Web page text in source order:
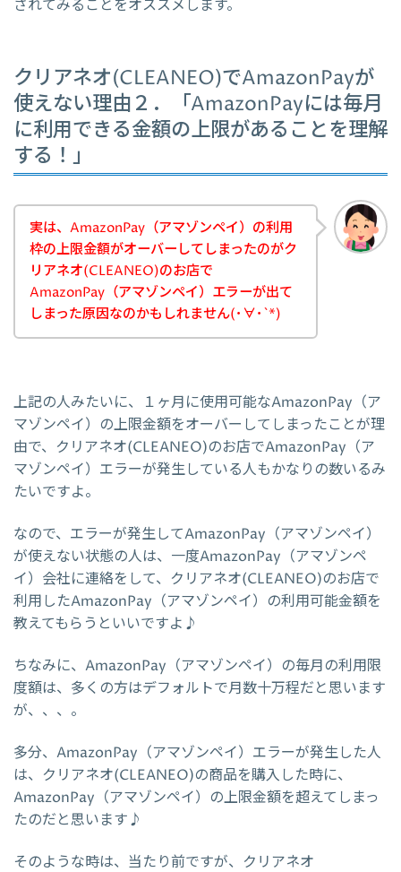
されてみることをオススメします。
クリアネオ(CLEANEO)でAmazonPayが
使えない理由２．「AmazonPayには毎月
に利用できる金額の上限があることを理解
する！」
実は、AmazonPay（アマゾンペイ）の利用
枠の上限金額がオーバーしてしまったのがク
リアネオ(CLEANEO)のお店で
AmazonPay（アマゾンペイ）エラーが出て
しまった原因なのかもしれません(･∀･`*)
上記の人みたいに、１ヶ月に使用可能なAmazonPay（ア
マゾンペイ）の上限金額をオーバーしてしまったことが理
由で、クリアネオ(CLEANEO)のお店でAmazonPay（ア
マゾンペイ）エラーが発生している人もかなりの数いるみ
たいですよ。
なので、エラーが発生してAmazonPay（アマゾンペイ）
が使えない状態の人は、一度AmazonPay（アマゾンペ
イ）会社に連絡をして、クリアネオ(CLEANEO)のお店で
利用したAmazonPay（アマゾンペイ）の利用可能金額を
教えてもらうといいですよ♪
ちなみに、AmazonPay（アマゾンペイ）の毎月の利用限
度額は、多くの方はデフォルトで月数十万程だと思います
が、、、。
多分、AmazonPay（アマゾンペイ）エラーが発生した人
は、クリアネオ(CLEANEO)の商品を購入した時に、
AmazonPay（アマゾンペイ）の上限金額を超えてしまっ
たのだと思います♪
そのような時は、当たり前ですが、クリアネオ